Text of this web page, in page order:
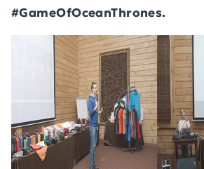
#GameOfOceanThrones.